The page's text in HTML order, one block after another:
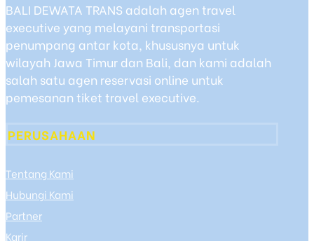
BALI DEWATA TRANS adalah agen travel
executive yang melayani transportasi
penumpang antar kota, khususnya untuk
wilayah Jawa Timur dan Bali, dan kami adalah
salah satu agen reservasi online untuk
pemesanan tiket travel executive.
PERUSAHAAN
Tentang Kami
Hubungi Kami
Partner
Karir